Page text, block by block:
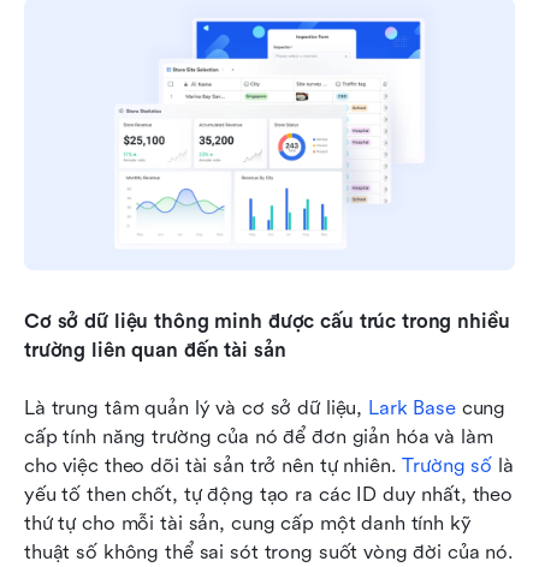
Cơ sở dữ liệu thông minh được cấu trúc trong nhiều
trường liên quan đến tài sản
Là trung tâm quản lý và cơ sở dữ liệu, Lark Base cung
cấp tính năng trường của nó để đơn giản hóa và làm
cho việc theo dõi tài sản trở nên tự nhiên. Trường số là
yếu tố then chốt, tự động tạo ra các ID duy nhất, theo
thứ tự cho mỗi tài sản, cung cấp một danh tính kỹ